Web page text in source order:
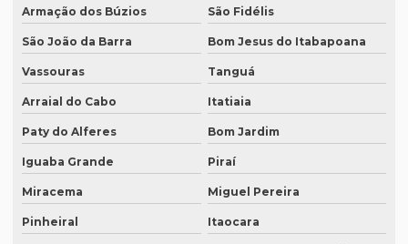
Empresa que traduz textos jurídicos em campinas
Empresa que traduz textos jurídicos em fortaleza
Empresa que transcreve áudios
Empresa que transcreve áudios em curitiba
Empresa que transcreve áudios em porto alegre
Empresa de revisão de textos em espanhol
Empresa de revisão de textos em francês
Empresa de revisão de textos em português
Armação dos Búzios São Fidélis
São João da Barra Bom Jesus do Itabapoana
Vassouras Tanguá
Arraial do Cabo Itatiaia
Paty do Alferes Bom Jardim
Iguaba Grande Piraí
Miracema Miguel Pereira
Pinheiral Itaocara